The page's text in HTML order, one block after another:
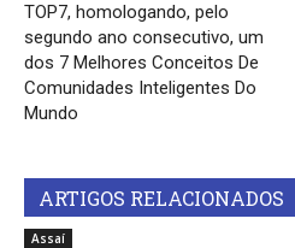
TOP7, homologando, pelo
segundo ano consecutivo, um
dos 7 Melhores Conceitos De
Comunidades Inteligentes Do
Mundo
ARTIGOS RELACIONADOS
Assaí